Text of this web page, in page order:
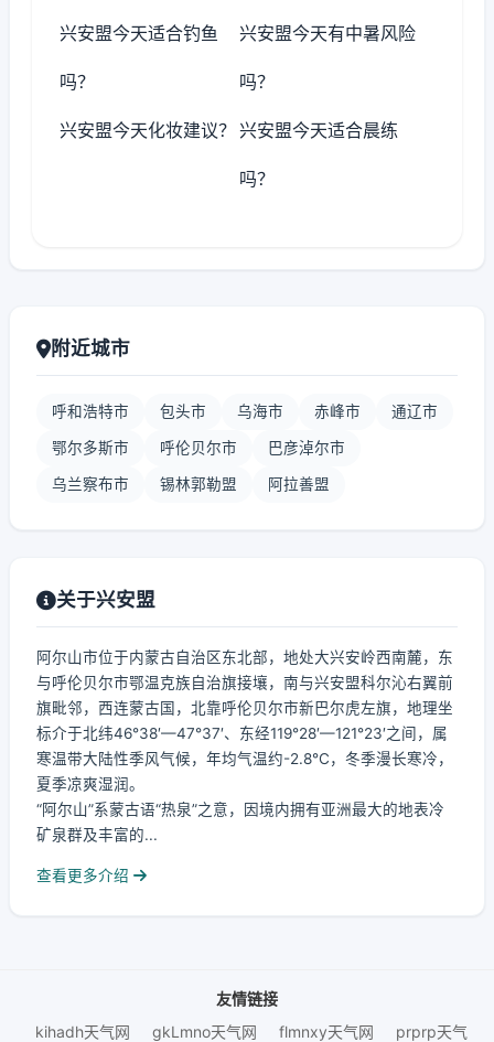
兴安盟今天适合钓鱼
吗？
兴安盟今天有中暑风险
吗？
兴安盟今天化妆建议？ 兴安盟今天适合晨练
吗？
附近城市
呼和浩特市 包头市 乌海市 赤峰市 通辽市
鄂尔多斯市 呼伦贝尔市 巴彦淖尔市
乌兰察布市 锡林郭勒盟 阿拉善盟
关于兴安盟
阿尔山市位于内蒙古自治区东北部，地处大兴安岭西南麓，东
与呼伦贝尔市鄂温克族自治旗接壤，南与兴安盟科尔沁右翼前
旗毗邻，西连蒙古国，北靠呼伦贝尔市新巴尔虎左旗，地理坐
标介于北纬46°38′—47°37′、东经119°28′—121°23′之间，属
寒温带大陆性季风气候，年均气温约-2.8℃，冬季漫长寒冷，
夏季凉爽湿润。
“阿尔山”系蒙古语“热泉”之意，因境内拥有亚洲最大的地表冷
矿泉群及丰富的...
查看更多介绍
友情链接
kihadh天气网
gkLmno天气网 flmnxy天气网 prprp天气